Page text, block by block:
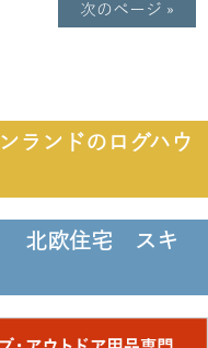
次のページ »
ランドのログハウ
北欧住宅 スキ